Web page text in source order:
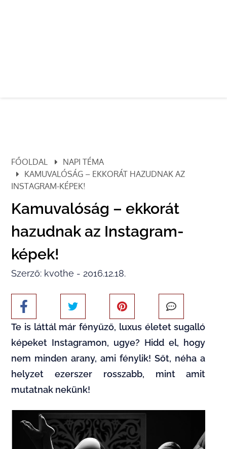
FŐOLDAL
NAPI TÉMA
KAMUVALÓSÁG – EKKORÁT HAZUDNAK AZ
INSTAGRAM-KÉPEK!
Kamuvalóság – ekkorát
hazudnak az Instagram-
képek!
Szerző: kvothe - 2016.12.18.
Te is láttál már fényűző, luxus életet sugalló
képeket Instagramon, ugye? Hidd el, hogy
nem minden arany, ami fénylik! Sőt, néha a
helyzet ezerszer rosszabb, mint amit
mutatnak nekünk!